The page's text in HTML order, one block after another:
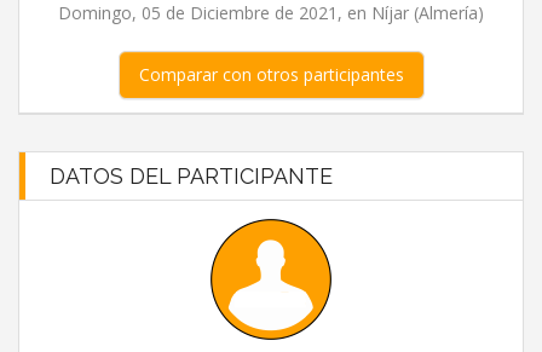
Domingo, 05 de Diciembre de 2021, en Níjar (Almería)
Comparar con otros participantes
DATOS DEL PARTICIPANTE